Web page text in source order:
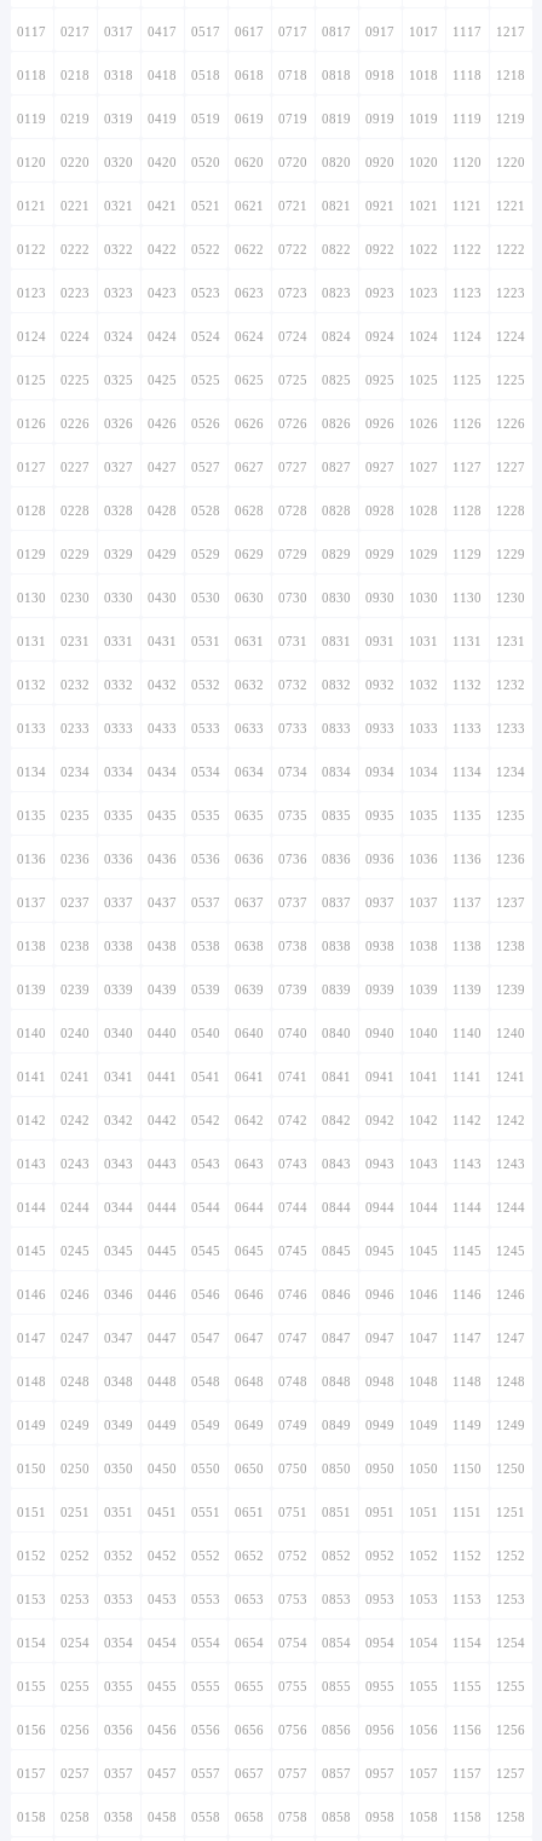
0117 0217 0317 0417 0517 0617 0717 0817 0917 1017 1117 1217
0118 0218 0318 0418 0518 0618 0718 0818 0918 1018 1118 1218
0119 0219 0319 0419 0519 0619 0719 0819 0919 1019 1119 1219
0120 0220 0320 0420 0520 0620 0720 0820 0920 1020 1120 1220
0121 0221 0321 0421 0521 0621 0721 0821 0921 1021 1121 1221
0122 0222 0322 0422 0522 0622 0722 0822 0922 1022 1122 1222
0123 0223 0323 0423 0523 0623 0723 0823 0923 1023 1123 1223
0124 0224 0324 0424 0524 0624 0724 0824 0924 1024 1124 1224
0125 0225 0325 0425 0525 0625 0725 0825 0925 1025 1125 1225
0126 0226 0326 0426 0526 0626 0726 0826 0926 1026 1126 1226
0127 0227 0327 0427 0527 0627 0727 0827 0927 1027 1127 1227
0128 0228 0328 0428 0528 0628 0728 0828 0928 1028 1128 1228
0129 0229 0329 0429 0529 0629 0729 0829 0929 1029 1129 1229
0130 0230 0330 0430 0530 0630 0730 0830 0930 1030 1130 1230
0131 0231 0331 0431 0531 0631 0731 0831 0931 1031 1131 1231
0132 0232 0332 0432 0532 0632 0732 0832 0932 1032 1132 1232
0133 0233 0333 0433 0533 0633 0733 0833 0933 1033 1133 1233
0134 0234 0334 0434 0534 0634 0734 0834 0934 1034 1134 1234
0135 0235 0335 0435 0535 0635 0735 0835 0935 1035 1135 1235
0136 0236 0336 0436 0536 0636 0736 0836 0936 1036 1136 1236
0137 0237 0337 0437 0537 0637 0737 0837 0937 1037 1137 1237
0138 0238 0338 0438 0538 0638 0738 0838 0938 1038 1138 1238
0139 0239 0339 0439 0539 0639 0739 0839 0939 1039 1139 1239
0140 0240 0340 0440 0540 0640 0740 0840 0940 1040 1140 1240
0141 0241 0341 0441 0541 0641 0741 0841 0941 1041 1141 1241
0142 0242 0342 0442 0542 0642 0742 0842 0942 1042 1142 1242
0143 0243 0343 0443 0543 0643 0743 0843 0943 1043 1143 1243
0144 0244 0344 0444 0544 0644 0744 0844 0944 1044 1144 1244
0145 0245 0345 0445 0545 0645 0745 0845 0945 1045 1145 1245
0146 0246 0346 0446 0546 0646 0746 0846 0946 1046 1146 1246
0147 0247 0347 0447 0547 0647 0747 0847 0947 1047 1147 1247
0148 0248 0348 0448 0548 0648 0748 0848 0948 1048 1148 1248
0149 0249 0349 0449 0549 0649 0749 0849 0949 1049 1149 1249
0150 0250 0350 0450 0550 0650 0750 0850 0950 1050 1150 1250
0151 0251 0351 0451 0551 0651 0751 0851 0951 1051 1151 1251
0152 0252 0352 0452 0552 0652 0752 0852 0952 1052 1152 1252
0153 0253 0353 0453 0553 0653 0753 0853 0953 1053 1153 1253
0154 0254 0354 0454 0554 0654 0754 0854 0954 1054 1154 1254
0155 0255 0355 0455 0555 0655 0755 0855 0955 1055 1155 1255
0156 0256 0356 0456 0556 0656 0756 0856 0956 1056 1156 1256
0157 0257 0357 0457 0557 0657 0757 0857 0957 1057 1157 1257
0158 0258 0358 0458 0558 0658 0758 0858 0958 1058 1158 1258